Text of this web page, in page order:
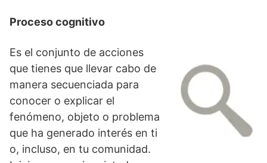
Proceso cognitivo
Es el conjunto de acciones
que tienes que llevar cabo de
manera secuenciada para
conocer o explicar el
fenómeno, objeto o problema
que ha generado interés en ti
o, incluso, en tu comunidad.